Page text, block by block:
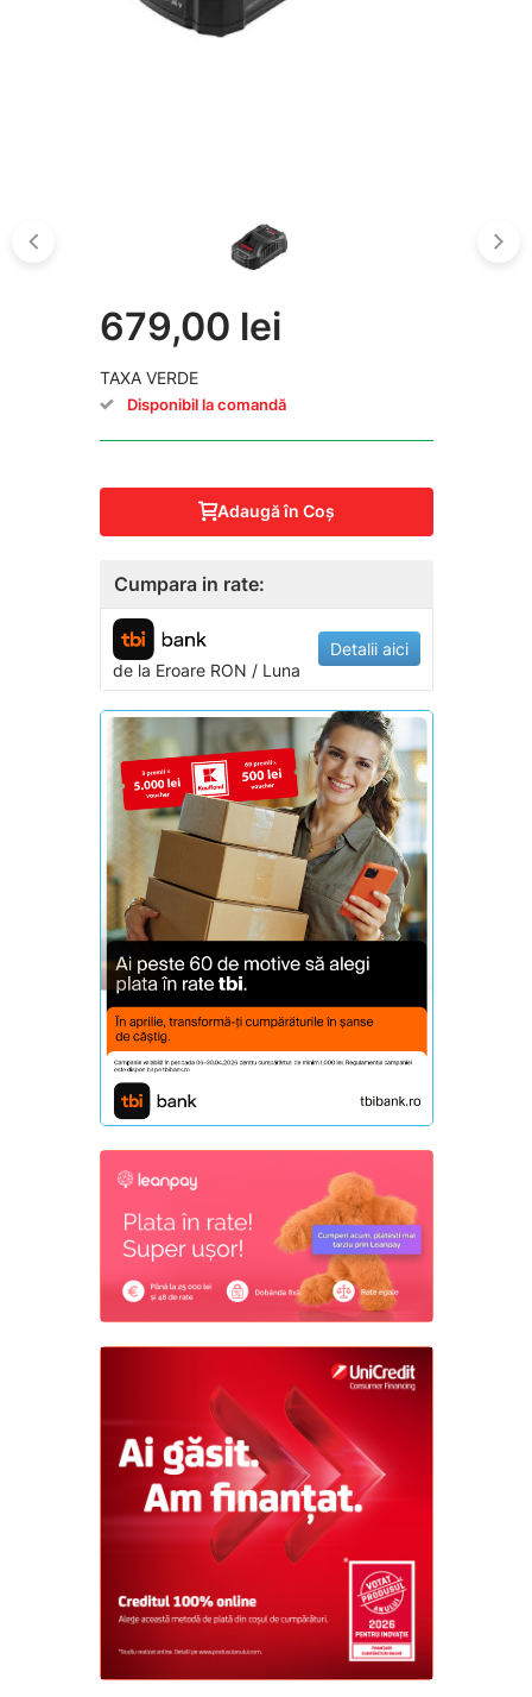
679,00 lei
TAXA VERDE
Disponibil la comandă
Adaugă în Coş
Cumpara in rate:
de la EroareRON / Luna
Detalii aici